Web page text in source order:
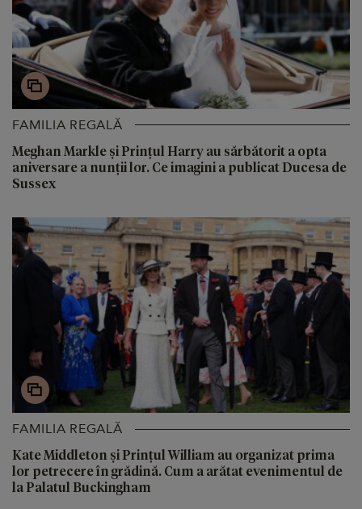
FAMILIA REGALĂ
Meghan Markle și Prințul Harry au sărbătorit a opta
aniversare a nunții lor. Ce imagini a publicat Ducesa de
Sussex
FAMILIA REGALĂ
Kate Middleton și Prințul William au organizat prima
lor petrecere în grădină. Cum a arătat evenimentul de
la Palatul Buckingham